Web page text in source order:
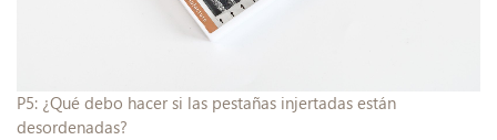
P5: ¿Qué debo hacer si las pestañas injertadas están
desordenadas?